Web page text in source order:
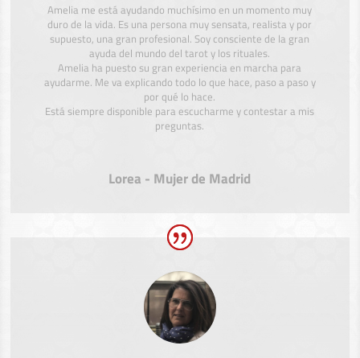
Amelia me está ayudando muchísimo en un momento muy
duro de la vida. Es una persona muy sensata, realista y por
supuesto, una gran profesional. Soy consciente de la gran
ayuda del mundo del tarot y los rituales.
Amelia ha puesto su gran experiencia en marcha para
ayudarme. Me va explicando todo lo que hace, paso a paso y
por qué lo hace.
Está siempre disponible para escucharme y contestar a mis
preguntas.
Lorea - Mujer de Madrid